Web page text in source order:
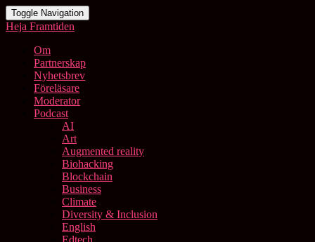
Toggle Navigation
Heja Framtiden
Om
Partnerskap
Nyhetsbrev
Föreläsare
Moderator
Podcast
AI
Art
Augmented reality
Biohacking
Blockchain
Business
Climate
Diversity & Inclusion
English
Edtech